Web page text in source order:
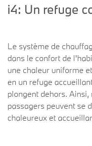
i4: Un refuge
Le système de
dans le confort de
une chaleur uniforme
en un refuge
plongent dehors.
passagers peuvent se
chaleureux et